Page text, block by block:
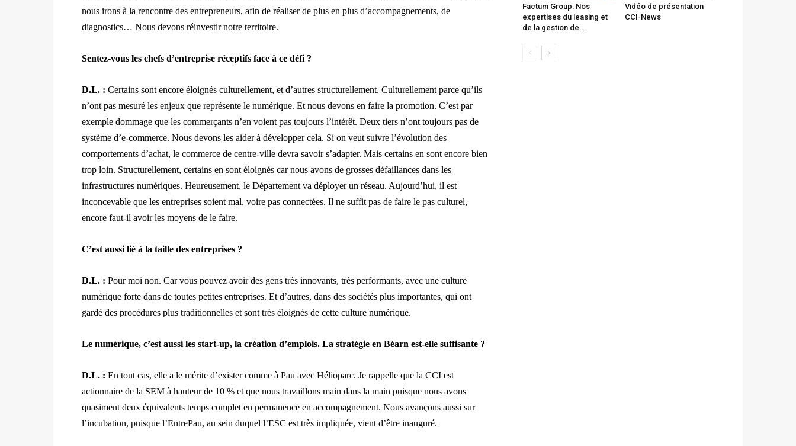
nous irons à la rencontre des entrepreneurs, afin de réaliser de plus en plus d’accompagnements, de
diagnostics… Nous devons réinvestir notre territoire.
Sentez-vous les chefs d’entreprise réceptifs face à ce défi ?
D.L. : Certains sont encore éloignés culturellement, et d’autres structurellement. Culturellement parce qu’ils
n’ont pas mesuré les enjeux que représente le numérique. Et nous devons en faire la promotion. C’est par
exemple dommage que les commerçants n’en voient pas toujours l’intérêt. Deux tiers n’ont toujours pas de
système d’e-commerce. Nous devons les aider à développer cela. Si on veut suivre l’évolution des
comportements d’achat, le commerce de centre-ville devra savoir s’adapter. Mais certains en sont encore bien
trop loin. Structurellement, certains en sont éloignés car nous avons de grosses défaillances dans les
infrastructures numériques. Heureusement, le Département va déployer un réseau. Aujourd’hui, il est
inconcevable que les entreprises soient mal, voire pas connectées. Il ne suffit pas de faire le pas culturel,
encore faut-il avoir les moyens de le faire.
C’est aussi lié à la taille des entreprises ?
D.L. : Pour moi non. Car vous pouvez avoir des gens très innovants, très performants, avec une culture
numérique forte dans de toutes petites entreprises. Et d’autres, dans des sociétés plus importantes, qui ont
gardé des procédures plus traditionnelles et sont très éloignés de cette culture numérique.
Le numérique, c’est aussi les start-up, la création d’emplois. La stratégie en Béarn est-elle suffisante ?
D.L. : En tout cas, elle a le mérite d’exister comme à Pau avec Hélioparc. Je rappelle que la CCI est
actionnaire de la SEM à hauteur de 10 % et que nous travaillons main dans la main puisque nous avons
quasiment deux équivalents temps complet en permanence en accompagnement. Nous avançons aussi sur
l’incubation, puisque l’EntrePau, au sein duquel l’ESC est très impliquée, vient d’être inauguré.
Factum Group: Nos
expertises du leasing et
de la gestion de...
Vidéo de présentation
CCI-News